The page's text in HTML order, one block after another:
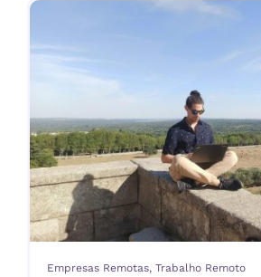
Empresas Remotas,Trabalho Remoto